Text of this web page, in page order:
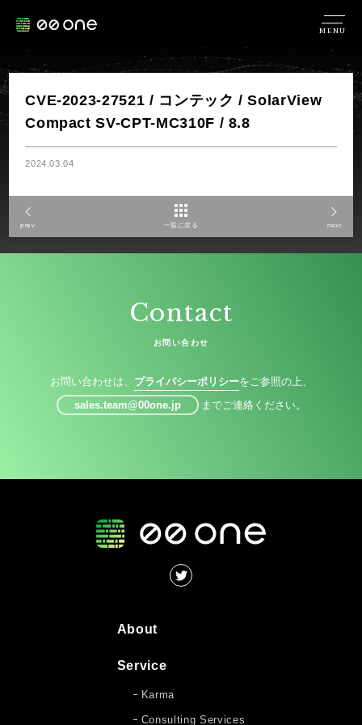
MENU
CVE-2023-27521 / コンテック / SolarView
Compact SV-CPT-MC310F / 8.8
2024.03.04
prev 一覧に戻る next
Contact
お問い合わせ
お問い合わせは、 プライバシーポリシーをご参照の上、
sales.team@00one.jp
までご連絡ください。
About
Service
Karma
Consulting Services